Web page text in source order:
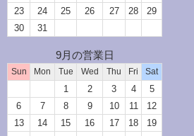
23
24 25 26 27 28
29
30
31
9月の営業日
Sun Mon Tue Wed Thu Fri Sat
1 2 3 4
5
6
7 8 9 10 11
12
13
14 15 16 17 18
19